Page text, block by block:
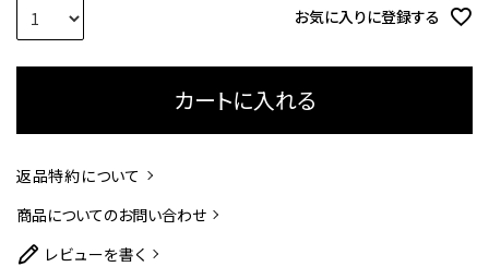
お気に入りに登録する
カートに入れる
返品特約について
商品についてのお問い合わせ
レビューを書く